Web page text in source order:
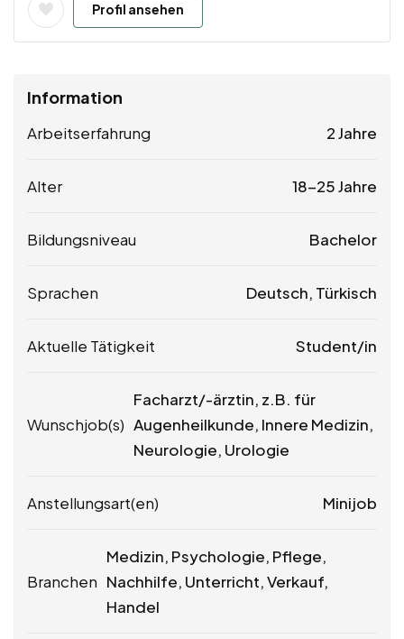
Profil ansehen
Information
Arbeitserfahrung 2 Jahre
Alter 18-25 Jahre
Bildungsniveau Bachelor
Sprachen Deutsch, Türkisch
Aktuelle Tätigkeit Student/in
Wunschjob(s)
Facharzt/-ärztin, z.B. für
Augenheilkunde, Innere Medizin,
Neurologie, Urologie
Anstellungsart(en) Minijob
Branchen
Medizin, Psychologie, Pflege,
Nachhilfe, Unterricht, Verkauf,
Handel